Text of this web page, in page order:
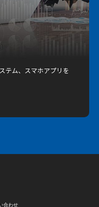
テム、スマホアプリを
合わせ